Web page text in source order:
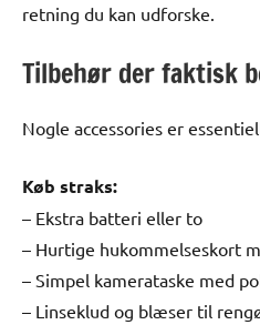
retning du kan udforske.
Tilbehør der faktisk
Nogle accessories er
Køb straks:
– Ekstra batteri eller to
– Hurtige hukommelseskort
– Simpel kamerataske med
– Linseklud og blæser til